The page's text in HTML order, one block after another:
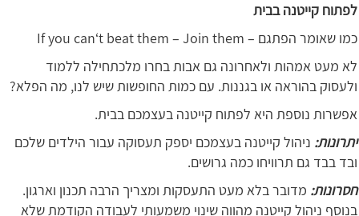
לפתוח קייטנה בבית
כמו שאומר הפתגם – If you can‘t beat them – Join them
לא מעט אמהות ולאחרונה גם אבות בחרו מלכתחילה ללמוד
ולעסוק בהוראה או בגננות. עם כמות החופשות שיש לנו, מה הפלא?
אפשרות נוספת היא לפתוח קייטנה בעצמכם בבית.
יתרונות: ניהול קייטנה בעצמכם יספק תעסוקה עבור הילדים שלכם
ובד בבד גם תרוויחו כמה גרושים.
חסרונות: מדובר בלא מעט התעסקות ומצריך הרבה תכנון וארגון.
בנוסף ניהול קייטנה מהווה שינוי משמעותי לעבודה הקודמת שלא